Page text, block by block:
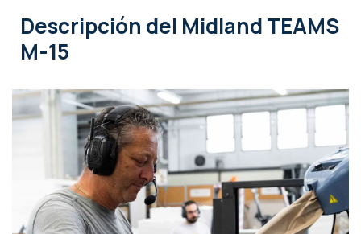
Descripción del Midland TEAMS
M-15